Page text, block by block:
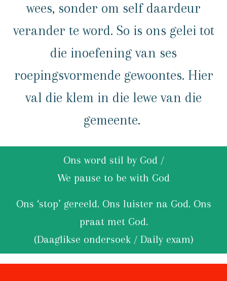
wees, sonder om self daardeur
verander te word. So is ons gelei tot
die inoefening van ses
roepingsvormende gewoontes. Hier
val die klem in die lewe van die
gemeente.
Ons word stil by God /
We pause to be with God
Ons ‘stop’ gereeld. Ons luister na God. Ons
praat met God.
(Daaglikse ondersoek / Daily exam)